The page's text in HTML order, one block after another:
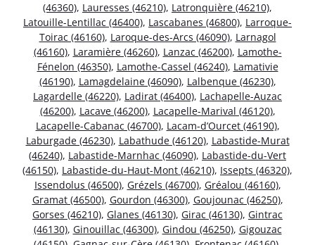
(46360), Lauresses (46210), Latronquière (46210),
Latouille-Lentillac (46400), Lascabanes (46800), Larroque-
Toirac (46160), Laroque-des-Arcs (46090), Larnagol
(46160), Laramière (46260), Lanzac (46200), Lamothe-
Fénelon (46350), Lamothe-Cassel (46240), Lamativie
(46190), Lamagdelaine (46090), Lalbenque (46230),
Lagardelle (46220), Ladirat (46400), Lachapelle-Auzac
(46200), Lacave (46200), Lacapelle-Marival (46120),
Lacapelle-Cabanac (46700), Lacam-d’Ourcet (46190),
Laburgade (46230), Labathude (46120), Labastide-Murat
(46240), Labastide-Marnhac (46090), Labastide-du-Vert
(46150), Labastide-du-Haut-Mont (46210), Issepts (46320),
Issendolus (46500), Grézels (46700), Gréalou (46160),
Gramat (46500), Gourdon (46300), Goujounac (46250),
Gorses (46210), Glanes (46130), Girac (46130), Gintrac
(46130), Ginouillac (46300), Gindou (46250), Gigouzac